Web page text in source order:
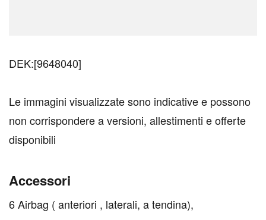
DEK:[9648040]
Le immagini visualizzate sono indicative e possono
non corrispondere a versioni, allestimenti e offerte
disponibili
Accessori
6 Airbag ( anteriori , laterali, a tendina),